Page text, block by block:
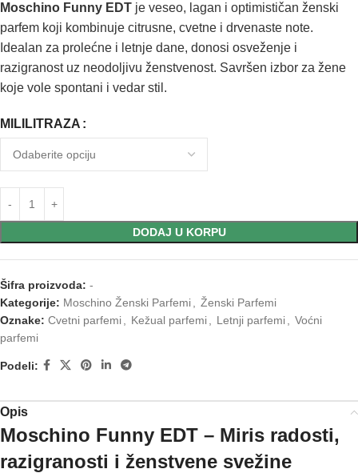
Moschino Funny EDT je veseo, lagan i optimističan ženski
parfem koji kombinuje citrusne, cvetne i drvenaste note.
Idealan za prolećne i letnje dane, donosi osveženje i
razigranost uz neodoljivu ženstvenost. Savršen izbor za žene
koje vole spontani i vedar stil.
MILILITRAZA
DODAJ U KORPU
Šifra proizvoda: -
Kategorije: Moschino Ženski Parfemi
Ženski Parfemi
Oznake: Cvetni parfemi Kežual parfemi Letnji parfemi
Voćni
parfemi
Podeli:
Opis
Moschino Funny EDT – Miris radosti,
razigranosti i ženstvene svežine